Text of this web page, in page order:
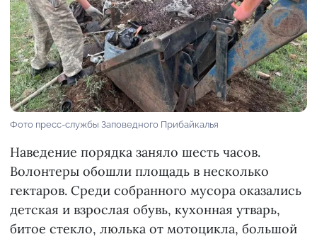
Фото пресс-службы Заповедного Прибайкалья
Наведение порядка заняло шесть часов.
Волонтеры обошли площадь в несколько
гектаров. Среди собранного мусора оказались
детская и взрослая обувь, кухонная утварь,
битое стекло, люлька от мотоцикла, большой